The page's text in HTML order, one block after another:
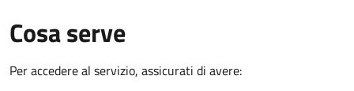
Cosa serve
Per accedere al servizio, assicurati di avere: